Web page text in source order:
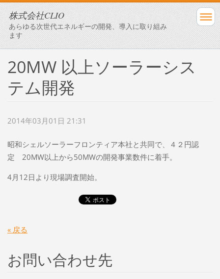
株式会社CLIO
あらゆる次世代エネルギーの開発、導入に取り組み
ます
20MW 以上ソーラーシス
テム開発
2014年03月01日 21:31
昭和シェルソーラーフロンティア本社と共同で、４２円認
定 20MW以上から50MWの開発事業数件に着手。
4月12日より現場調査開始。
« 戻る
お問い合わせ先